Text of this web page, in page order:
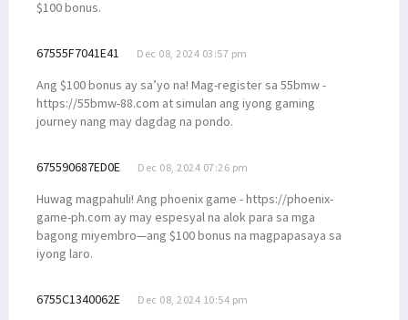
$100 bonus.
67555F7041E41 Dec 08, 2024 03:57 pm
Ang $100 bonus ay sa’yo na! Mag-register sa 55bmw -
https://55bmw-88.com at simulan ang iyong gaming
journey nang may dagdag na pondo.
675590687ED0E Dec 08, 2024 07:26 pm
Huwag magpahuli! Ang phoenix game - https://phoenix-
game-ph.com ay may espesyal na alok para sa mga
bagong miyembro—ang $100 bonus na magpapasaya sa
iyong laro.
6755C1340062E Dec 08, 2024 10:54 pm